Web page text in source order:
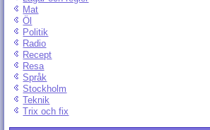
Mat
Öl
Politik
Radio
Recept
Resa
Språk
Stockholm
Teknik
Trix och fix